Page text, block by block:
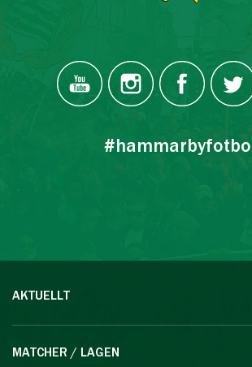
#hammarbyfotboll
AKTUELLT
MATCHER / LAGEN